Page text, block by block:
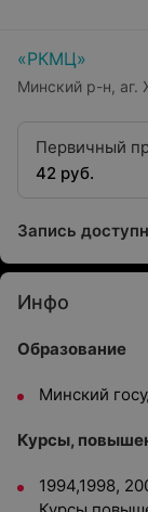
«РКМЦ»
Минский р-н, аг.
Первичный
42 руб.
Запись
Инфо
Образование
Минский
Курсы,
1994,1998,